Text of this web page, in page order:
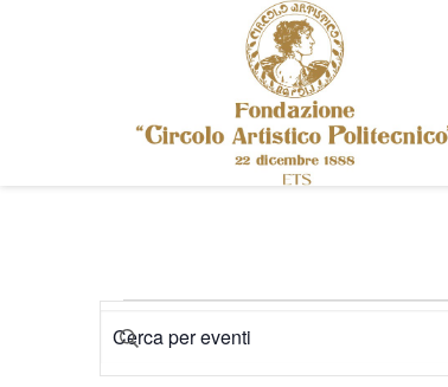
Eventi
Eventi
Ricerca
Inserisci